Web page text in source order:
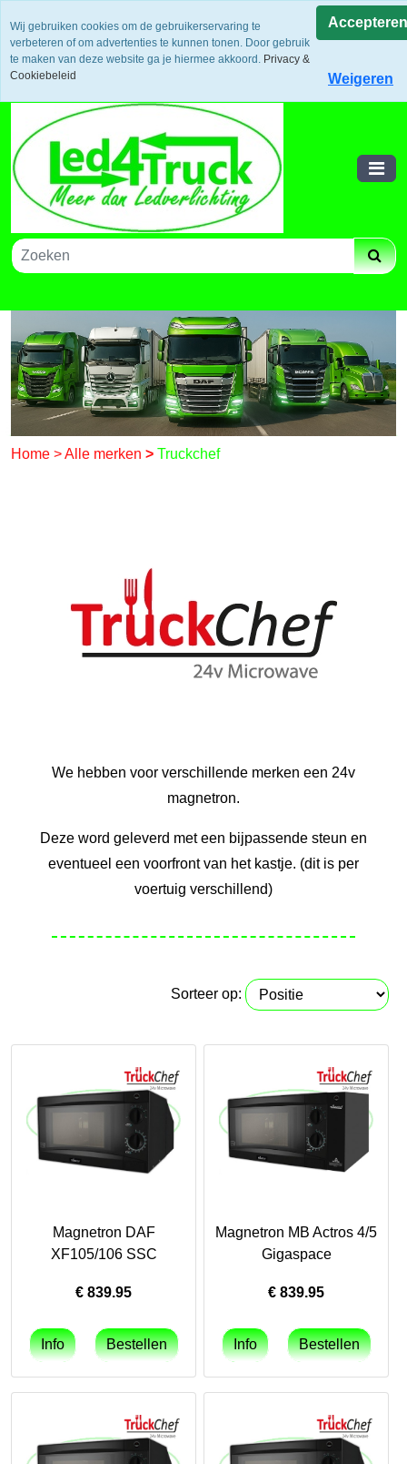
Uw voordeel: Gratis verzending vanaf €300,- in europa / 14
dagen bedenktijd en retouneren / Veilige betalingen /
Bestelling volgen via track and trace
Winkelwagen
Home >Alle merken > Truckchef
We hebben voor verschillende merken een 24v
magnetron.
Deze word geleverd met een bijpassende steun en
eventueel een voorfront van het kastje. (dit is per
voertuig verschillend)
Sorteer op:
Magnetron DAF
XF105/106 SSC
€ 839.95
Magnetron MB Actros 4/5
Gigaspace
€ 839.95
Wij gebruiken cookies om de gebruikerservaring te
verbeteren of om advertenties te kunnen tonen. Door gebruik
te maken van deze website ga je hiermee akkoord. Privacy &
Cookiebeleid
Accepteren
Weigeren